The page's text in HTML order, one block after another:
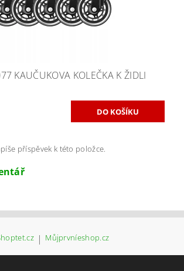
KAUČUKOVA KOLEČKA K ŽIDLI
příspěvek k této položce.
| Můjprvníeshop.cz